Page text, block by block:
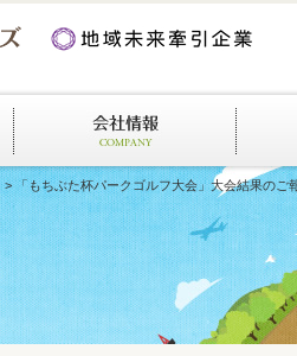
> 「もちぶた杯パークゴルフ大会」大会結果のご